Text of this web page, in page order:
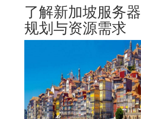
了解新加坡服务器
规划与资源需求